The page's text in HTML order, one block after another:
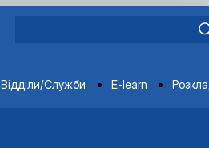
Відділи/Служби E-learn